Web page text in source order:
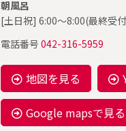
朝風呂
[土日祝] 6:00～8:00(最終受
電話番号 042-316-5959
地図を見る
Google mapsで見る